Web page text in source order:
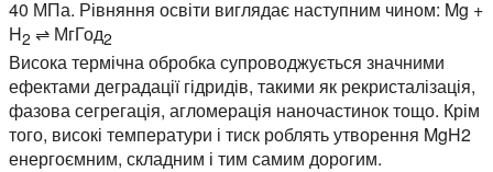
40 МПа. Рівняння освіти виглядає наступним чином: Mg +
H2 ⇌ МгГод2
Висока термічна обробка супроводжується значними
ефектами деградації гідридів, такими як рекристалізація,
фазова сегрегація, агломерація наночастинок тощо. Крім
того, високі температури і тиск роблять утворення MgH2
енергоємним, складним і тим самим дорогим.